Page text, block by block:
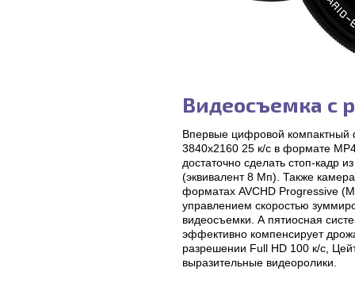
Видеосъемка с
Впервые цифровой компактный
3840x2160 25 к/с в формате
достаточно сделать стоп-кадр
(эквивалент 8 Мп). Также
форматах AVCHD Progressive
управлением скоростью
видеосъемки. А пятиосная
эффективно компенсирует
разрешении Full HD 100 к/с,
выразительные видеоролики.